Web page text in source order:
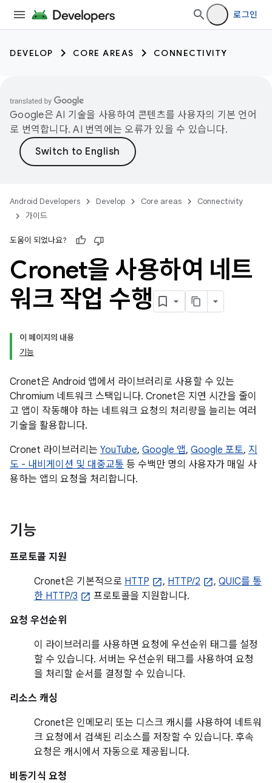
로그인
DEVELOP CORE AREAS CONNECTIVITY
Google은 AI 기술을 사용하여 콘텐츠를 사용자의 기본 언어
로 번역합니다. AI 번역에는 오류가 있을 수 있습니다.
Android Developers Develop Core areas
Connectivity
가이드
도움이 되었나요?
Cronet을 사용하여 네트
워크 작업 수행
이 페이지의 내용
기능
Cronet은 Android 앱에서 라이브러리로 사용할 수 있는
Chromium 네트워크 스택입니다. Cronet은 지연 시간을 줄이
고 앱이 작동해야 하는 네트워크 요청의 처리량을 늘리는 여러
기술을 활용합니다.
Cronet 라이브러리는 YouTube, Google 앱, Google 포토, 지
도 - 내비게이션 및 대중교통 등 수백만 명의 사용자가 매일 사
용하는 앱의 요청을 처리합니다.
기능
프로토콜 지원
Cronet은 기본적으로 HTTP , HTTP/2 , QUIC를 통
한 HTTP/3
프로토콜을 지원합니다.
요청 우선순위
이 라이브러리를 사용하면 요청에 우선순위 태그를 설정
할 수 있습니다. 서버는 우선순위 태그를 사용하여 요청
을 처리할 순서를 결정할 수 있습니다.
리소스 캐싱
Cronet은 인메모리 또는 디스크 캐시를 사용하여 네트워
크 요청에서 검색된 리소스를 저장할 수 있습니다. 후속
요청은 캐시에서 자동으로 제공됩니다.
비동기식 요청